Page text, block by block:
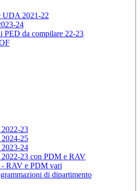
UDA 2021-22
24
PED da compilare 22-23
23
25
24
23 con PDM e RAV
RAV e PDM vari
di dipartimento